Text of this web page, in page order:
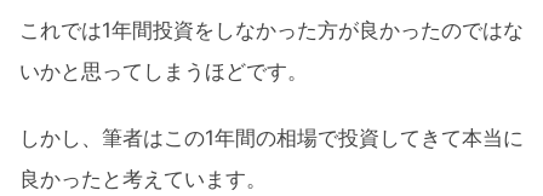
これでは1年間投資をしなかった方が良かったのではな
いかと思ってしまうほどです。
しかし、筆者はこの1年間の相場で投資してきて本当に
良かったと考えています。